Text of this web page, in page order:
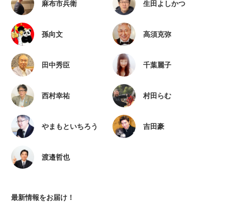
麻布市兵衛 生田よしかつ
孫向文 高須克弥
田中秀臣 千葉麗子
西村幸祐 村田らむ
やまもといちろう 吉田豪
渡邉哲也
最新情報をお届け！